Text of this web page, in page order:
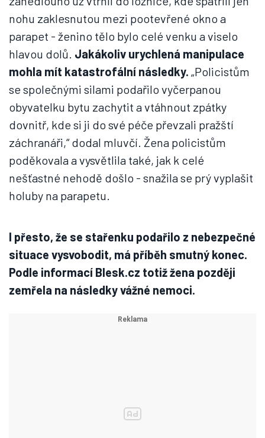
nohu zaklesnutou mezi pootevřené okno a
parapet - ženino tělo bylo celé venku a viselo
hlavou dolů. Jakákoliv urychlená manipulace
mohla mít katastrofální následky. „Policistům
se společnými silami podařilo vyčerpanou
obyvatelku bytu zachytit a vtáhnout zpátky
dovnitř, kde si ji do své péče převzali pražští
záchranáři,“ dodal mluvčí. Žena policistům
poděkovala a vysvětlila také, jak k celé
nešťastné nehodě došlo - snažila se prý vyplašit
holuby na parapetu.
I přesto, že se stařenku podařilo z nebezpečné
situace vysvobodit, má příběh smutný konec.
Podle informací Blesk.cz totiž žena později
zemřela na následky vážné nemoci.